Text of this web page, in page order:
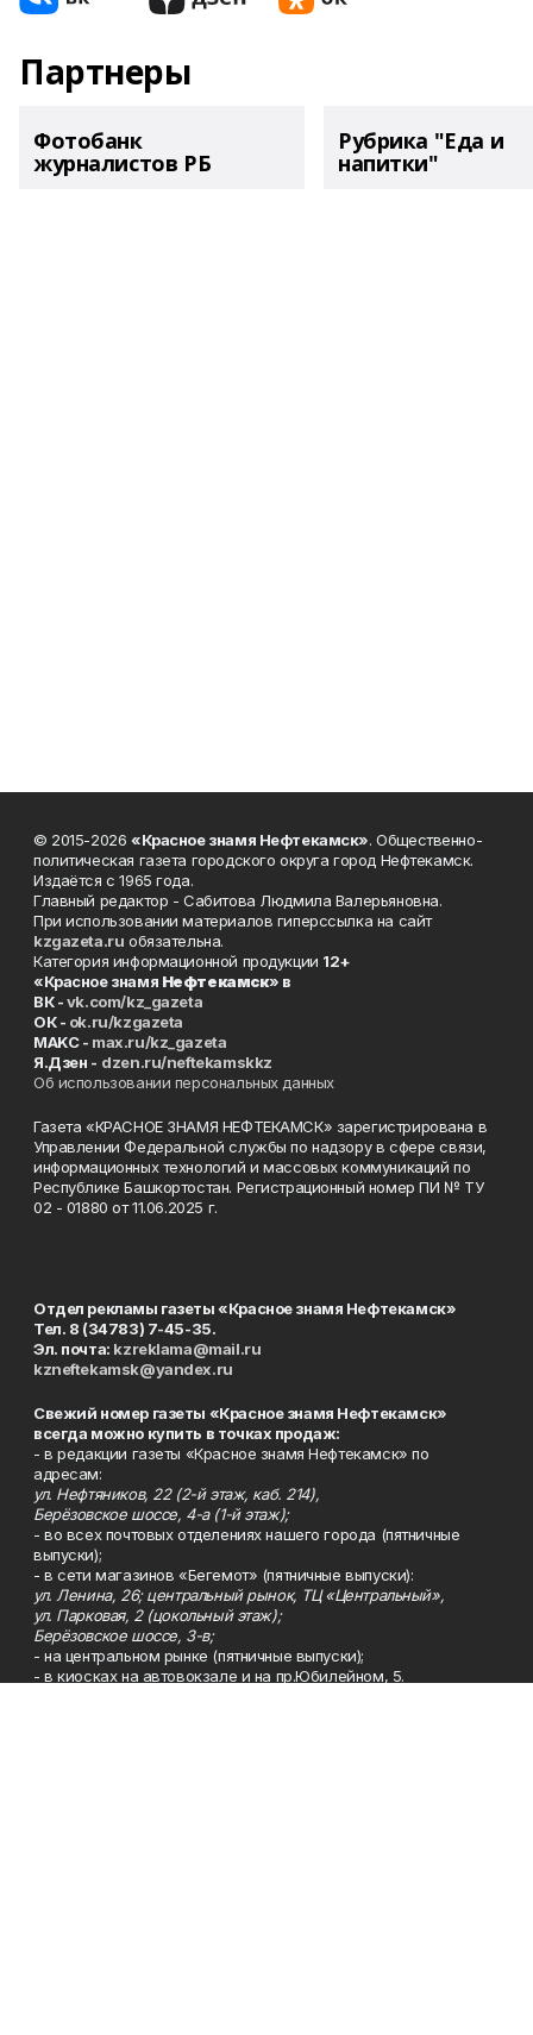
Партнеры
Фотобанк
журналистов РБ
Рубрика "Еда и
напитки"
© 2015-2026 «Красное знамя Нефтекамск». Общественно-
политическая газета городского округа город Нефтекамск.
Издаётся с 1965 года.
Главный редактор - Сабитова Людмила Валерьяновна.
При использовании материалов гиперссылка на сайт
kzgazeta.ru обязательна.
Категория информационной продукции 12+
«Красное знамя Нефтекамск» в
ВК -vk.com/kz_gazeta
ОК - ok.ru/kzgazeta
MAKC - max.ru/kz_gazeta
Я.Дзен - dzen.ru/neftekamskkz
Об использовании персональных данных
Газета «КРАСНОЕ ЗНАМЯ НЕФТЕКАМСК» зарегистрирована в
Управлении Федеральной службы по надзору в сфере связи,
информационных технологий и массовых коммуникаций по
Республике Башкортостан. Регистрационный номер ПИ № ТУ
02 - 01880 от 11.06.2025 г.
Отдел рекламы газеты «Красное знамя Нефтекамск»
Тел. 8 (34783) 7-45-35.
Эл. почта: kzreklama@mail.ru
kzneftekamsk@yandex.ru
Свежий номер газеты «Красное знамя Нефтекамск»
всегда можно купить в точках продаж:
- в редакции газеты «Красное знамя Нефтекамск» по
адресам:
ул. Нефтяников, 22 (2-й этаж, каб. 214),
Берёзовское шоссе, 4-а (1-й этаж);
- во всех почтовых отделениях нашего города (пятничные
выпуски);
- в сети магазинов «Бегемот» (пятничные выпуски):
ул. Ленина, 26; центральный рынок, ТЦ «Центральный»,
ул. Парковая, 2 (цокольный этаж);
Берёзовское шоссе, 3-в;
- на центральном рынке (пятничные выпуски);
- в киосках на автовокзале и на пр.Юбилейном, 5.